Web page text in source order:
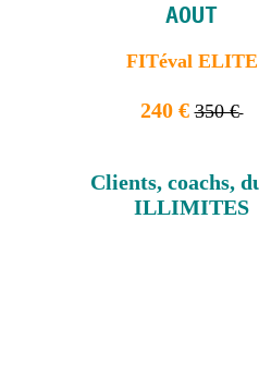
AOUT
FITéval ELITE
240 €350 €
Clients, coachs,
ILLIMITES